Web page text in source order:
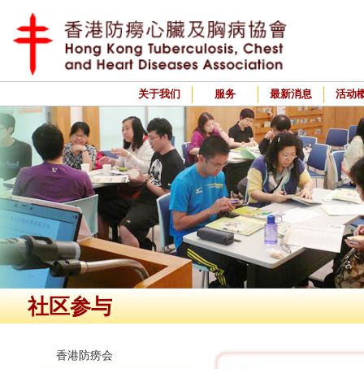
关于我们 服务 最新消息 活动
社区参与
香港防痨会